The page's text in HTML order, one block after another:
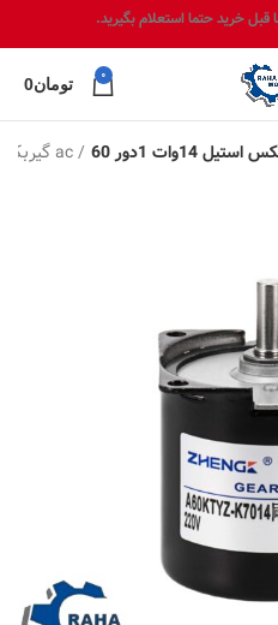
خرید حتما استعلام بگیرید.
0 تومان0
گیربکس دار ac